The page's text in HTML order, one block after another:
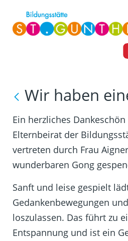
Wir haben
Ein herzliches
Elternbeirat der
vertreten durch Frau
wunderbaren Gong
Sanft und leise gespielt
Gedankenbewegungen
loszulassen. Das führt zu
Entspannung und ist ein